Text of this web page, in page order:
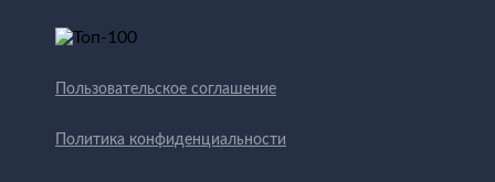
Пользовательское соглашение
Политика конфиденциальности